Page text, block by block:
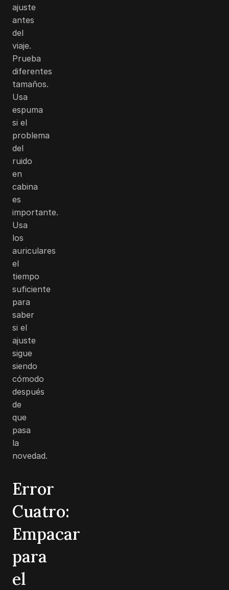
ajuste
antes
del
viaje.
Prueba
diferentes
tamaños.
Usa
espuma
si el
problema
del
ruido
en
cabina
es
importante.
Usa
los
auriculares
el
tiempo
suficiente
para
saber
si el
ajuste
sigue
siendo
cómodo
después
de
que
pasa
la
novedad.
Error
Cuatro:
Empacar
para
el